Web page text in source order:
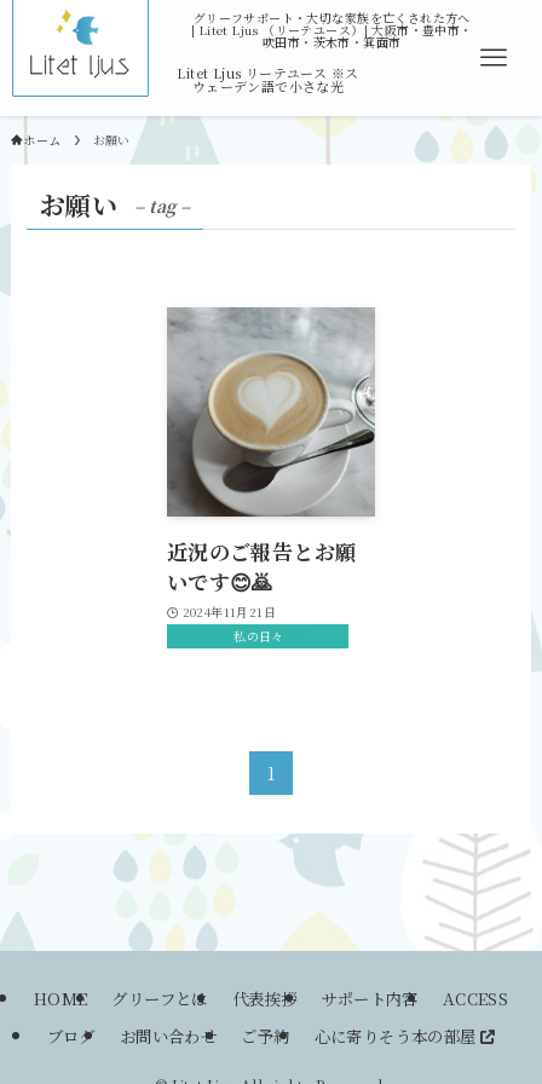
ホーム お願い
お願い – tag –
近況のご報告とお願
いです😊🙇
2024年11月21日
私の日々
1
HOME グリーフとは 代表挨拶 サポート内容
ACCESS
ブログ
お問い合わせ ご予約 心に寄りそう本の部屋